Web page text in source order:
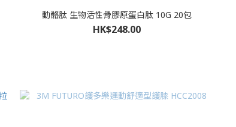
動骼肽 生物活性骨膠原蛋白肽 10G 20包
HK$248.00